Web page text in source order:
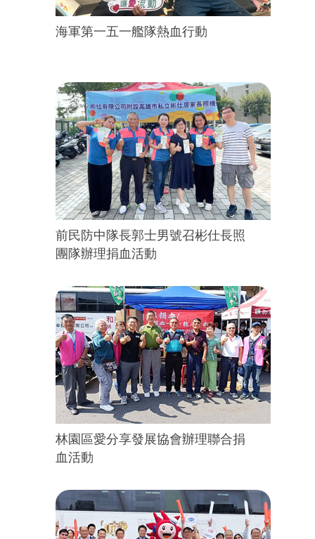
海軍第一五一艦隊熱血行動
前民防中隊長郭士男號召彬仕長照
團隊辦理捐血活動
林園區愛分享發展協會辦理聯合捐
血活動